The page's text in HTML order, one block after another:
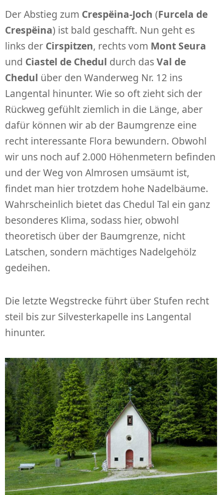
Der Abstieg zum Crespëina-Joch (Furcela de
Crespëina) ist bald geschafft. Nun geht es
links der Cirspitzen, rechts vom Mont Seura
und Ciastel de Chedul durch dasVal de
Chedul über den Wanderweg Nr. 12 ins
Langental hinunter. Wie so oft zieht sich der
Rückweg gefühlt ziemlich in die Länge, aber
dafür können wir ab der Baumgrenze eine
recht interessante Flora bewundern. Obwohl
wir uns noch auf 2.000 Höhenmetern befinden
und der Weg von Almrosen umsäumt ist,
findet man hier trotzdem hohe Nadelbäume.
Wahrscheinlich bietet das Chedul Tal ein ganz
besonderes Klima, sodass hier, obwohl
theoretisch über der Baumgrenze, nicht
Latschen, sondern mächtiges Nadelgehölz
gedeihen.
Die letzte Wegstrecke führt über Stufen recht
steil bis zur Silvesterkapelle ins Langental
hinunter.